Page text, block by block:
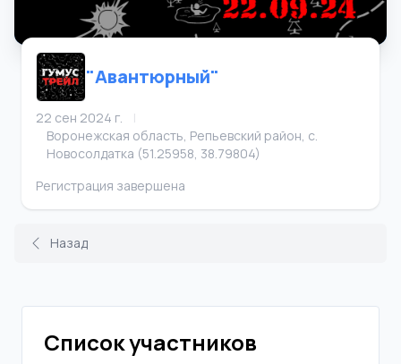
"Авантюрный"
22 сен 2024 г.
|
Воронежская область, Репьевский район, с.
Новосолдатка (51.25958, 38.79804)
Регистрация завершена
Назад
Список участников